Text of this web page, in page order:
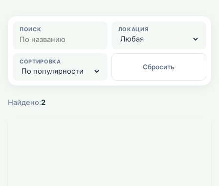
ПОИСК ЛОКАЦИЯ
СОРТИРОВКА
Сбросить
Найдено:2